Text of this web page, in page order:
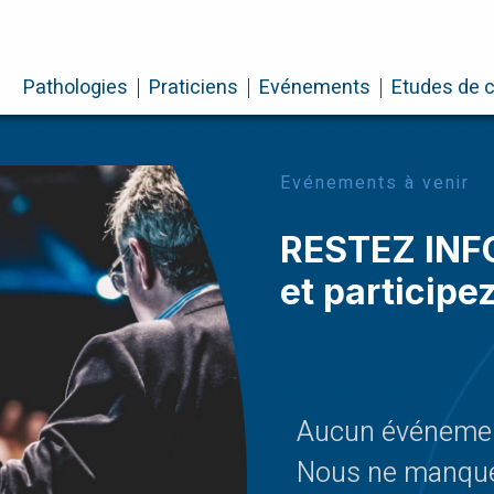
Pathologies Praticiens Evénements Etudes de
Evénements à venir
RESTEZ
et
Aucun
Nous ne